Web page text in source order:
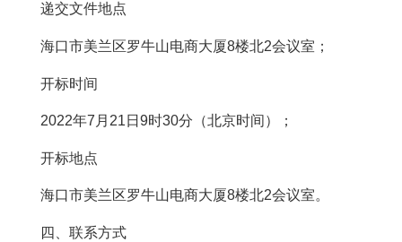
递交文件地点
海口市美兰区罗牛山电商大厦8楼北2会议室；
开标时间
2022年7月21日9时30分（北京时间）；
开标地点
海口市美兰区罗牛山电商大厦8楼北2会议室。
四、联系方式